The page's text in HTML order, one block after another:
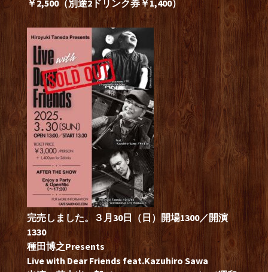
￥2,500（別途2ドリンク券￥1,400）
完売しました。３月30日（日）開場1300／開演
1330
種田博之Presents
Live with Dear Friends feat.Kazuhiro Sawa